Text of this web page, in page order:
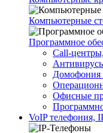
Компьютерные
Программное
Call-
Офисные
VoIP телефония,